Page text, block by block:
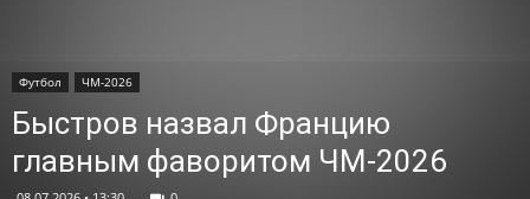
Футбол ЧМ-2026
Быстров назвал Францию
главным фаворитом ЧМ-2026